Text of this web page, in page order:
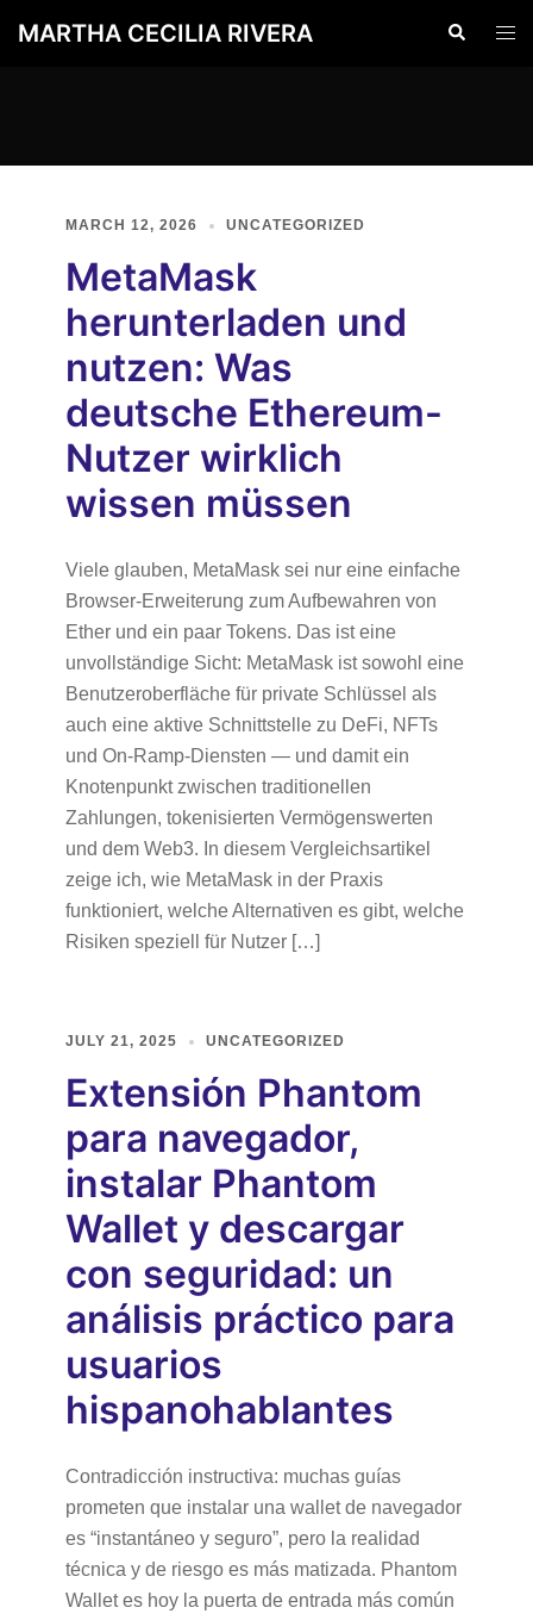
MARTHA CECILIA RIVERA Search
MARCH 12, 2026 UNCATEGORIZED
MetaMask
herunterladen und
nutzen: Was
deutsche Ethereum-
Nutzer wirklich
wissen müssen
Viele glauben, MetaMask sei nur eine einfache
Browser-Erweiterung zum Aufbewahren von
Ether und ein paar Tokens. Das ist eine
unvollständige Sicht: MetaMask ist sowohl eine
Benutzeroberfläche für private Schlüssel als
auch eine aktive Schnittstelle zu DeFi, NFTs
und On‑Ramp‑Diensten — und damit ein
Knotenpunkt zwischen traditionellen
Zahlungen, tokenisierten Vermögenswerten
und dem Web3. In diesem Vergleichsartikel
zeige ich, wie MetaMask in der Praxis
funktioniert, welche Alternativen es gibt, welche
Risiken speziell für Nutzer […]
JULY 21, 2025 UNCATEGORIZED
Extensión Phantom
para navegador,
instalar Phantom
Wallet y descargar
con seguridad: un
análisis práctico para
usuarios
hispanohablantes
Contradicción instructiva: muchas guías
prometen que instalar una wallet de navegador
es “instantáneo y seguro”, pero la realidad
técnica y de riesgo es más matizada. Phantom
Wallet es hoy la puerta de entrada más común